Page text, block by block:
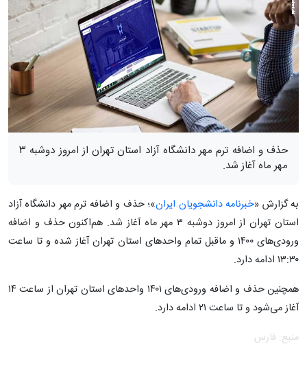
حذف و اضافه ترم مهر دانشگاه آزاد استان تهران از امروز دوشبه ۳
مهر ماه آغاز شد.
به گزارش «خبرنامه دانشجویان ایران»؛ حذف و اضافه ترم مهر دانشگاه آزاد
استان تهران از امروز دوشبه ۳ مهر ماه آغاز شد. هم‌اکنون حذف و اضافه
ورودی‌های ۱۴۰۰ و ماقبل تمام واحد‌های استان تهران آغاز شده و تا ساعت
۱۳:۳۰ ادامه دارد.
همچنین حذف و اضافه ورودی‌های ۱۴۰۱ واحدهای استان تهران از ساعت ۱۴
آغاز می‌شود و تا ساعت ۲۱ ادامه دارد.
منبع: فارس